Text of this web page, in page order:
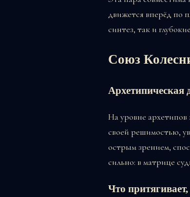
движется вперёд по
синтез, так и
Союз
Архетипическая
На уровне архетипов
своей решимостью,
острым зрением,
сильно: в матрице
Что